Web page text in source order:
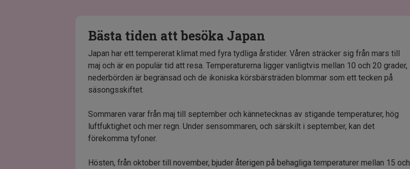
Bästa tiden att besöka Japan
Japan har ett tempererat klimat med fyra tydliga årstider. Våren sträcker sig från mars till
maj och är en populär tid att resa. Temperaturerna ligger vanligtvis mellan 10 och 20 grader,
nederbörden är begränsad och de ikoniska körsbärsträden blommar som ett tecken på
säsongsskiftet.
Sommaren varar från maj till september och kännetecknas av stigande temperaturer, hög
luftfuktighet och mer regn. Under sensommaren, och särskilt i september, kan det
förekomma tyfoner.
Hösten, från oktober till november, bjuder återigen på behagliga temperaturer mellan 15 och